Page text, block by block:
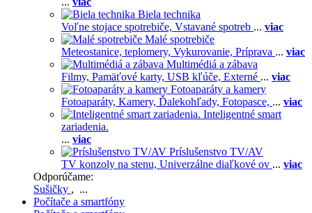
Biela technika
Voľne stojace spotrebiče, Vstavané spotreb ... viac
Malé spotrebiče
Meteostanice, teplomery, Vykurovanie, Príprava ... viac
Multimédiá a zábava
Filmy, Pamäťové karty, USB kľúče, Externé ... viac
Fotoaparáty a kamery
Fotoaparáty, Kamery, Ďalekohľady, Fotopasce, ... viac
Inteligentné smart
zariadenia.
... viac
Príslušenstvo TV/AV
TV konzoly na stenu, Univerzálne diaľkové ov ... viac
Odporúčame:
Sušičky , ...
Počítače a smartfóny